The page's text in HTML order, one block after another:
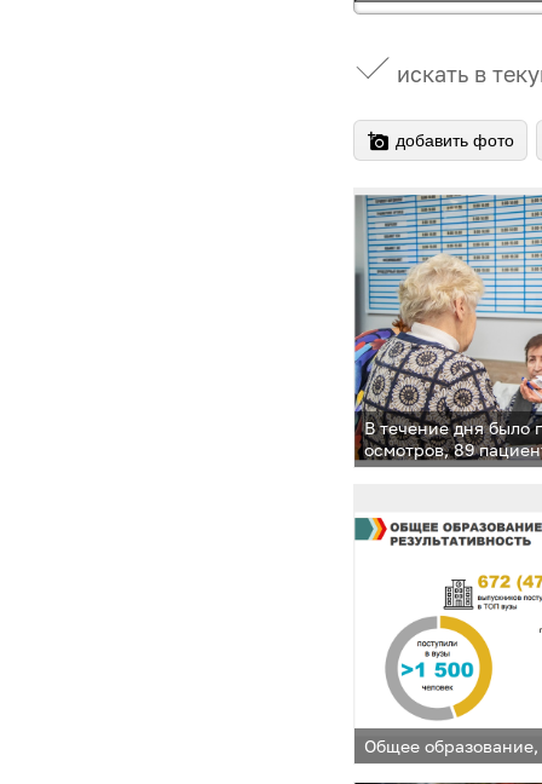
искать в
добавить фото
В течение дня было
осмотров, 89
медицинскую
Общее образование,